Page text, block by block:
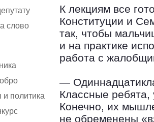
слово
политика
К лекциям все
Конституции и
так, чтобы
и на практике
работа с
—
Классные ребята,
Конечно, их
не обременены